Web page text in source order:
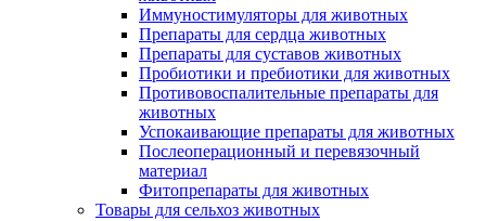
Иммуностимуляторы для животных
Препараты для сердца животных
Препараты для суставов животных
Пробиотики и пребиотики для животных
Противовоспалительные препараты для
животных
Успокаивающие препараты для животных
Послеоперационный и перевязочный
материал
Фитопрепараты для животных
Товары для сельхоз животных